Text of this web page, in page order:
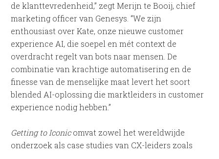
de klanttevredenheid,” zegt Merijn te Booij, chief
marketing officer van Genesys. “We zijn
enthousiast over Kate, onze nieuwe customer
experience AI, die soepel en mét context de
overdracht regelt van bots naar mensen. De
combinatie van krachtige automatisering en de
finesse van de menselijke maat levert het soort
blended AI-oplossing die marktleiders in customer
experience nodig hebben.”
Getting to Iconicomvat zowel het wereldwijde
onderzoek als case studies van CX-leiders zoals